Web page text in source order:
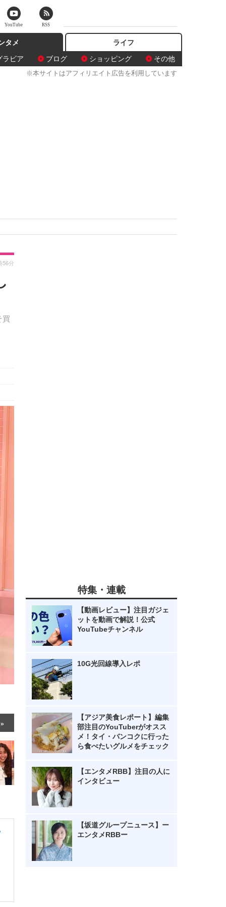
タメ
ラビア
ブログ ショッピング その他
ライフ
※本サイトはアフィリエイト広告を利用しています
買
56分
特集・連載
【動画レビュー】注目ガジェ
ットを動画で解説！公式
YouTubeチャンネル
10G光回線導入レポ
【アジア美食レポート】編集
部注目のYouTuberがオスス
メ！タイ・バンコクに行った
ら食べたいグルメをチェック
【エンタメRBB】注目の人に
インタビュー
【坂道グループニュース】ー
エンタメRBBー
YouTube RSS